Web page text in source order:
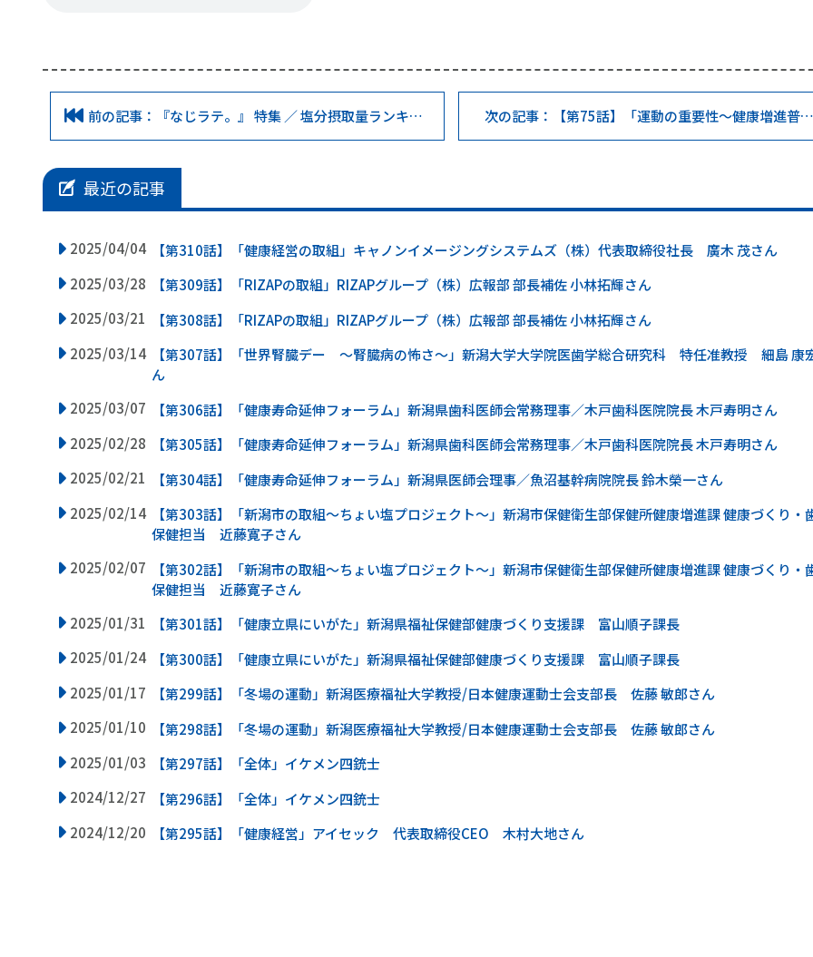
前の記事：『なじラテ。』 特集 ／ 塩分摂取量ランキン
グ！
次の記事：【第75話】「運動の重要性～健康増進普
月間～
最近の記事
2025/04/04
【第310話】「健康経営の取組」キャノンイメージングシステムズ（株）代表取締役社長 廣木 茂さん
2025/03/28
【第309話】「RIZAPの取組」RIZAPグループ（株）広報部 部長補佐 小林拓輝さん
2025/03/21
【第308話】「RIZAPの取組」RIZAPグループ（株）広報部 部長補佐 小林拓輝さん
2025/03/14
【第307話】「世界腎臓デー ～腎臓病の怖さ～」新潟大学大学院医歯学総合研究科 特任准教授 細島 康
ん
2025/03/07
【第306話】「健康寿命延伸フォーラム」新潟県歯科医師会常務理事／木戸歯科医院院長 木戸寿明さん
2025/02/28
【第305話】「健康寿命延伸フォーラム」新潟県歯科医師会常務理事／木戸歯科医院院長 木戸寿明さん
2025/02/21
【第304話】「健康寿命延伸フォーラム」新潟県医師会理事／魚沼基幹病院院長 鈴木榮一さん
2025/02/14
【第303話】「新潟市の取組～ちょい塩プロジェクト～」新潟市保健衛生部保健所健康増進課 健康づくり・
保健担当 近藤寛子さん
2025/02/07
【第302話】「新潟市の取組～ちょい塩プロジェクト～」新潟市保健衛生部保健所健康増進課 健康づくり・
保健担当 近藤寛子さん
2025/01/31
【第301話】「健康立県にいがた」新潟県福祉保健部健康づくり支援課 富山順子課長
2025/01/24
【第300話】「健康立県にいがた」新潟県福祉保健部健康づくり支援課 富山順子課長
2025/01/17
【第299話】「冬場の運動」新潟医療福祉大学教授/日本健康運動士会支部長 佐藤 敏郎さん
2025/01/10
【第298話】「冬場の運動」新潟医療福祉大学教授/日本健康運動士会支部長 佐藤 敏郎さん
2025/01/03
【第297話】「全体」イケメン四銃士
2024/12/27
【第296話】「全体」イケメン四銃士
2024/12/20
【第295話】「健康経営」アイセック 代表取締役CEO 木村大地さん